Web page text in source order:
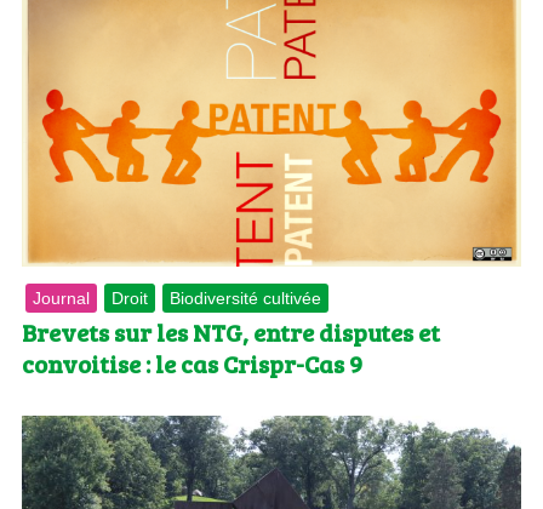
Journal Droit Biodiversité cultivée
Brevets sur les NTG, entre disputes et
convoitise : le cas Crispr-Cas 9